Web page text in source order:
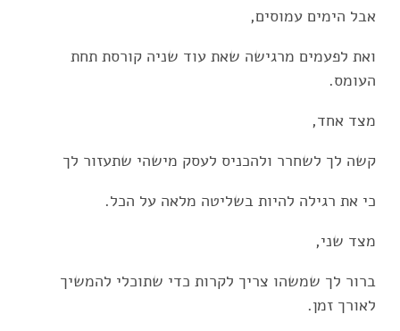
אבל הימים עמוסים,
ואת לפעמים מרגישה שאת עוד שניה קורסת תחת
העומס.
מצד אחד,
קשה לך לשחרר ולהכניס לעסק מישהי שתעזור לך
כי את רגילה להיות בשליטה מלאה על הכל.
מצד שני,
ברור לך שמשהו צריך לקרות כדי שתוכלי להמשיך
לאורך זמן.